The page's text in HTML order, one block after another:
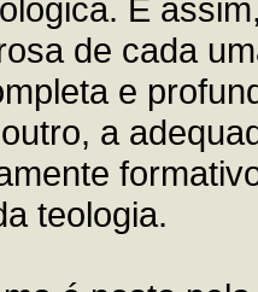
E
de cada
e
a
teologia.